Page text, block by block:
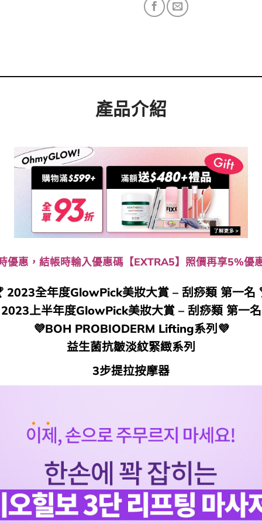
產品介紹
優惠，結帳時輸入優惠碼【EXTRA5】照價再享5%優
2023全年度GlowPick美妝大賞 – 刮痧類 第一名
上半年度GlowPick美妝大賞 – 刮痧類 第一
💜BOH PROBIODERM Lifting系列💜
益生菌抗皺淡紋緊緻系列
3步提拉按摩器